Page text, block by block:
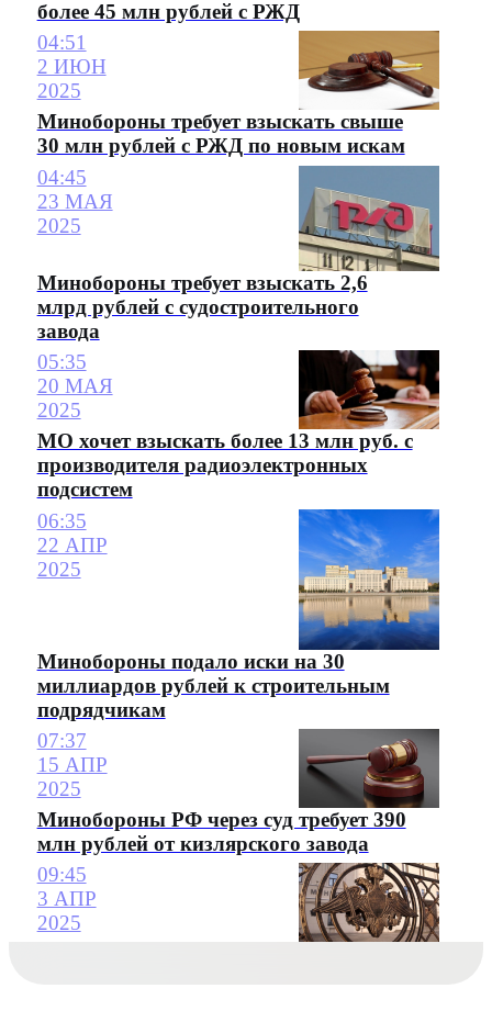
более 45 млн рублей с РЖД
04:51
2 ИЮН
2025
Минобороны требует взыскать свыше
30 млн рублей с РЖД по новым искам
04:45
23 МАЯ
2025
Минобороны требует взыскать 2,6
млрд рублей с судостроительного
завода
05:35
20 МАЯ
2025
МО хочет взыскать более 13 млн руб. с
производителя радиоэлектронных
подсистем
06:35
22 АПР
2025
Минобороны подало иски на 30
миллиардов рублей к строительным
подрядчикам
07:37
15 АПР
2025
Минобороны РФ через суд требует 390
млн рублей от кизлярского завода
09:45
3 АПР
2025